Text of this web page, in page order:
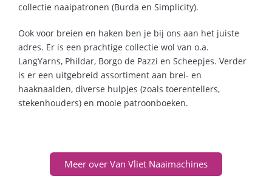
collectie naaipatronen (Burda en Simplicity).
Ook voor breien en haken ben je bij ons aan het juiste
adres. Er is een prachtige collectie wol van o.a.
LangYarns, Phildar, Borgo de Pazzi en Scheepjes. Verder
is er een uitgebreid assortiment aan brei- en
haaknaalden, diverse hulpjes (zoals toerentellers,
stekenhouders) en mooie patroonboeken.
Meer over Van Vliet Naaimachines